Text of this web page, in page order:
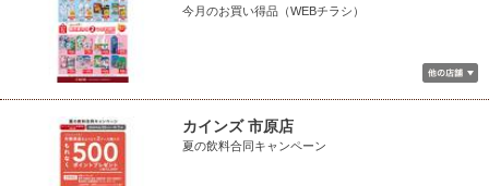
今月のお買い得品（WEBチラシ）
カインズ 市原店
夏の飲料合同キャンペーン